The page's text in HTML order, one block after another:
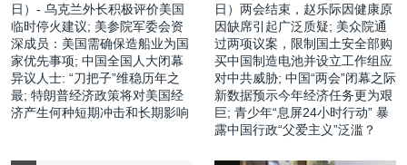
日）- 乌克兰外长积极评价美国
临时停火建议; 美参院军委会资
深成员：美国需确保造船业为国
家优先事项; 中国全国人大闭幕
异议人士: “刀把子”维稳历年之
最; 特朗普经济政策将对美国经
济产生何种短期冲击和长期影响
日）两会结束，赵乐际因健康原
因缺席引起广泛质疑; 美众院通
过两项议案，限制国土安全部购
买中国制造电池并设立工作组应
对中共威胁; 中国“两会”闭幕之际
新数据预示今年经济任务更为艰
巨; 青少年“息屏24小时行动” 暴
露中国行政“父爱主义”泛滥？